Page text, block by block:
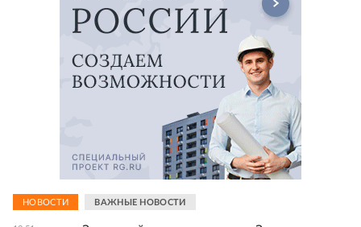
НОВОСТИ ВАЖНЫЕ НОВОСТИ